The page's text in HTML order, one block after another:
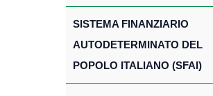
SISTEMA FINANZIARIO
AUTODETERMINATO DEL
POPOLO ITALIANO (SFAI)